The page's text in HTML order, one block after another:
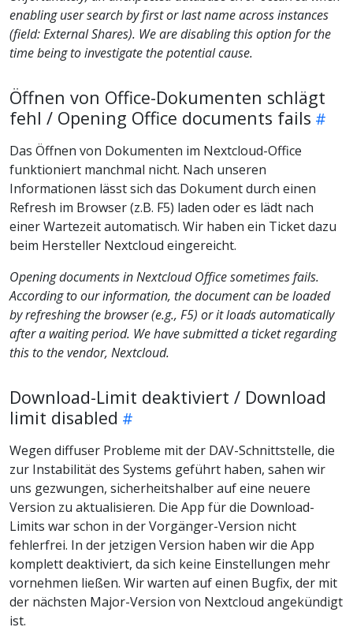
enabling user search by first or last name across instances
(field: External Shares). We are disabling this option for the
time being to investigate the potential cause.
Öffnen von Office-Dokumenten schlägt
fehl / Opening Office documents fails
Das Öffnen von Dokumenten im Nextcloud-Office
funktioniert manchmal nicht. Nach unseren
Informationen lässt sich das Dokument durch einen
Refresh im Browser (z.B. F5) laden oder es lädt nach
einer Wartezeit automatisch. Wir haben ein Ticket dazu
beim Hersteller Nextcloud eingereicht.
Opening documents in Nextcloud Office sometimes fails.
According to our information, the document can be loaded
by refreshing the browser (e.g., F5) or it loads automatically
after a waiting period. We have submitted a ticket regarding
this to the vendor, Nextcloud.
Download-Limit deaktiviert / Download
limit disabled
Wegen diffuser Probleme mit der DAV-Schnittstelle, die
zur Instabilität des Systems geführt haben, sahen wir
uns gezwungen, sicherheitshalber auf eine neuere
Version zu aktualisieren. Die App für die Download-
Limits war schon in der Vorgänger-Version nicht
fehlerfrei. In der jetzigen Version haben wir die App
komplett deaktiviert, da sich keine Einstellungen mehr
vornehmen ließen. Wir warten auf einen Bugfix, der mit
der nächsten Major-Version von Nextcloud angekündigt
ist.